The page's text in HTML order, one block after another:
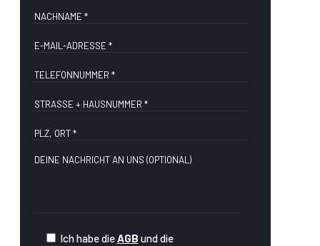
Ich habe dieAGB und die